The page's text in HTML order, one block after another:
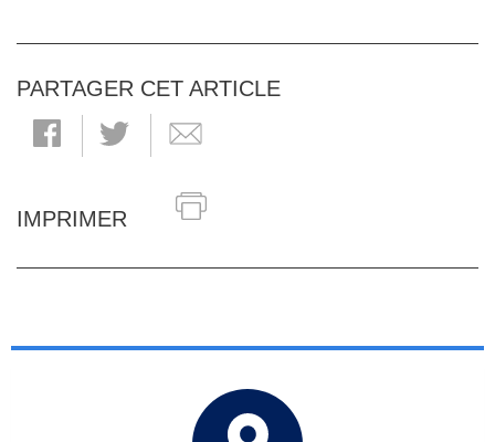
PARTAGER CET ARTICLE
IMPRIMER